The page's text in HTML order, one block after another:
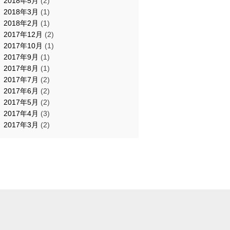
2018年3月 (1)
2018年2月 (1)
2017年12月 (2)
2017年10月 (1)
2017年9月 (1)
2017年8月 (1)
2017年7月 (2)
2017年6月 (2)
2017年5月 (2)
2017年4月 (3)
2017年3月 (2)